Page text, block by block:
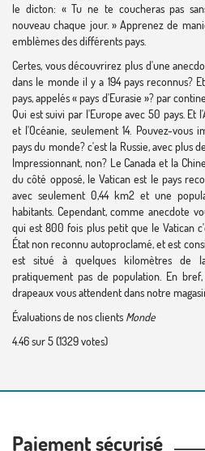
le dicton: « Tu ne te coucheras pas
nouveau chaque jour. » Apprenez de
emblèmes des différents pays.
Certes, vous découvrirez plus d'une
dans le monde il y a 194 pays reconnus?
pays, appelés « pays d'Eurasie »? par
Qui est suivi par l'Europe avec 50 pays. Et
et l'Océanie, seulement 14. Pouvez-vous
pays du monde? c'est la Russie, avec plus
Impressionnant, non? Le Canada et la
du côté opposé, le Vatican est le pays
avec seulement 0,44 km2 et une
habitants. Cependant, comme anecdote
qui est 800 fois plus petit que le Vatican
État non reconnu autoproclamé, et est
est situé à quelques kilomètres de
pratiquement pas de population. En
drapeaux vous attendent dans notre
Évaluations de nos clients Monde
4.46sur5(1329votes)
Paiement sécurisé